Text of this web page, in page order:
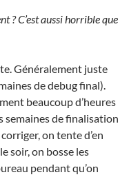
? C’est aussi horrible que
Généralement juste
de debug final).
beaucoup d’heures
semaines de finalisation
on tente d’en
soir, on bosse les
pendant qu’on